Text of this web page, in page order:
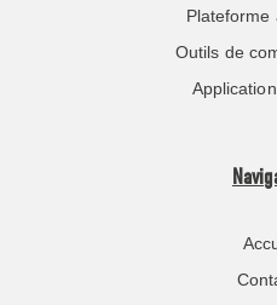
Plateforme
Outils de